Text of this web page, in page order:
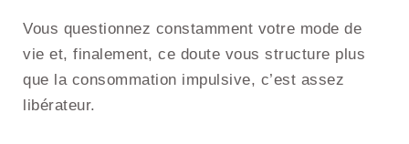
Vous questionnez constamment votre mode de
vie et, finalement, ce doute vous structure plus
que la consommation impulsive, c’est assez
libérateur.